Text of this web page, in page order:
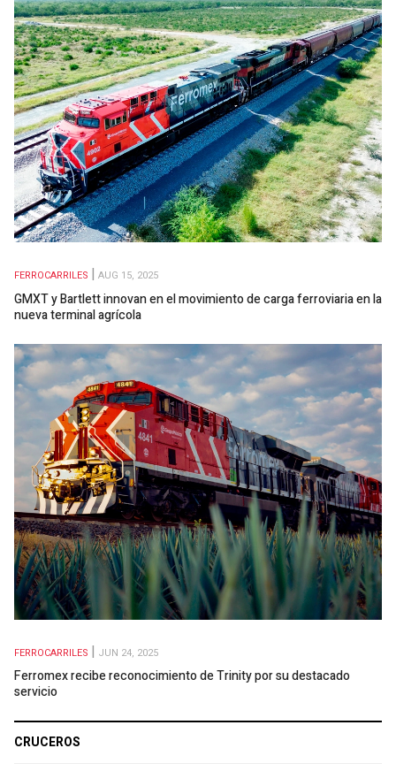
FERROCARRILES AUG 15, 2025
GMXT y Bartlett innovan en el movimiento de carga ferroviaria en la
nueva terminal agrícola
FERROCARRILES JUN 24, 2025
Ferromex recibe reconocimiento de Trinity por su destacado
servicio
CRUCEROS